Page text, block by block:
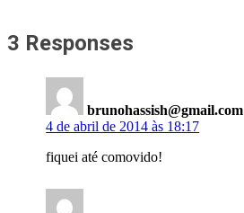
3 Responses
brunohassish@gmail.com
4 de abril de 2014 às 18:17
fiquei até comovido!